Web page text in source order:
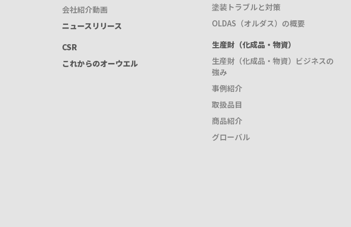
会社紹介動画
ニュースリリース
CSR
これからのオーウエル
塗装トラブルと対策
OLDAS（オルダス）の概要
生産財（化成品・物資）
生産財（化成品・物資）ビジネスの
強み
事例紹介
取扱品目
商品紹介
グローバル